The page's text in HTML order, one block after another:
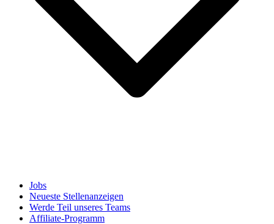
Jobs
Neueste Stellenanzeigen
Werde Teil unseres Teams
Affiliate-Programm